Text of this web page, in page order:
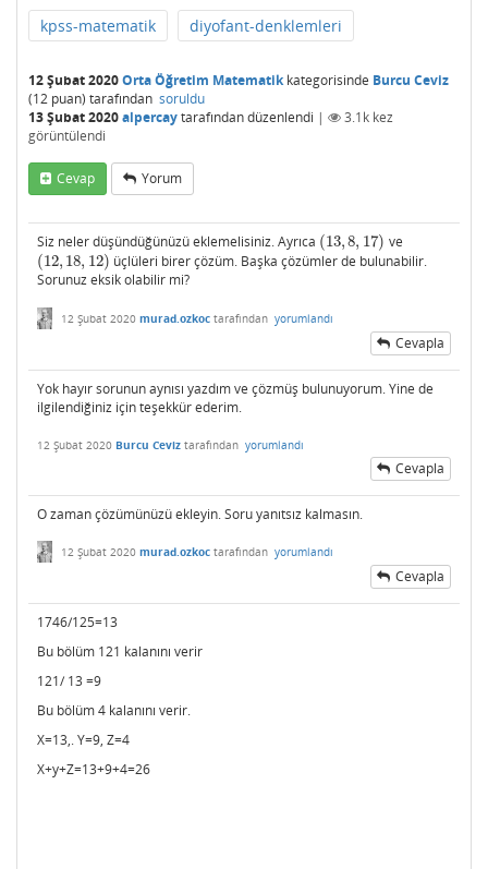
kpss-matematik diyofant-denklemleri
12 Şubat 2020Orta Öğretim Matematikkategorisinde Burcu Ceviz
(12 puan) tarafından soruldu
13 Şubat 2020alpercaytarafındandüzenlendi | 3.1k kez
görüntülendi
Cevap Yorum
Siz neler düşündüğünüzü eklemelisiniz. Ayrıca (13, 8, 17)
(13,8,17)
ve
(12, 18, 12)
(12,18,12)
üçlüleri birer çözüm. Başka çözümler de bulunabilir.
Sorunuz eksik olabilir mi?
12 Şubat 2020 murad.ozkoc tarafından yorumlandı
Cevapla
Yok hayır sorunun aynısı yazdım ve çözmüş bulunuyorum. Yine de
ilgilendiğiniz için teşekkür ederim.
12 Şubat 2020 Burcu Ceviz tarafından yorumlandı
Cevapla
O zaman çözümünüzü ekleyin. Soru yanıtsız kalmasın.
12 Şubat 2020 murad.ozkoc tarafından yorumlandı
Cevapla
1746/125=13
Bu bölüm 121 kalanını verir
121/ 13 =9
Bu bölüm 4 kalanını verir.
X=13,. Y=9, Z=4
X+y+Z=13+9+4=26